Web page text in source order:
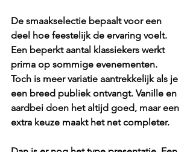
De smaakselectie bepaalt voor een
deel hoe feestelijk de ervaring voelt.
Een beperkt aantal klassiekers werkt
prima op sommige evenementen.
Toch is meer variatie aantrekkelijk als je
een breed publiek ontvangt. Vanille en
aardbei doen het altijd goed, maar een
extra keuze maakt het net completer.